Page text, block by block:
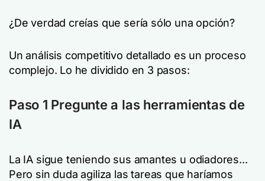
¿De verdad creías que sería sólo una opción?
Un análisis competitivo detallado es un proceso
complejo. Lo he dividido en 3 pasos:
Paso 1 Pregunte a las herramientas de
IA
La IA sigue teniendo sus amantes u odiadores...
Pero sin duda agiliza las tareas que haríamos